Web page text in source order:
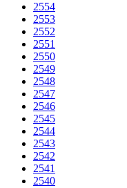
2554
2553
2552
2551
2550
2549
2548
2547
2546
2545
2544
2543
2542
2541
2540